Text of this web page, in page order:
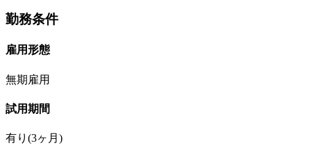
勤務条件
雇用形態
無期雇用
試用期間
有り(3ヶ月)